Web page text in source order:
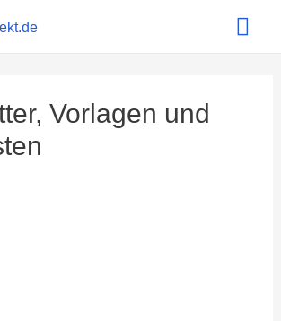
Vorlagen und